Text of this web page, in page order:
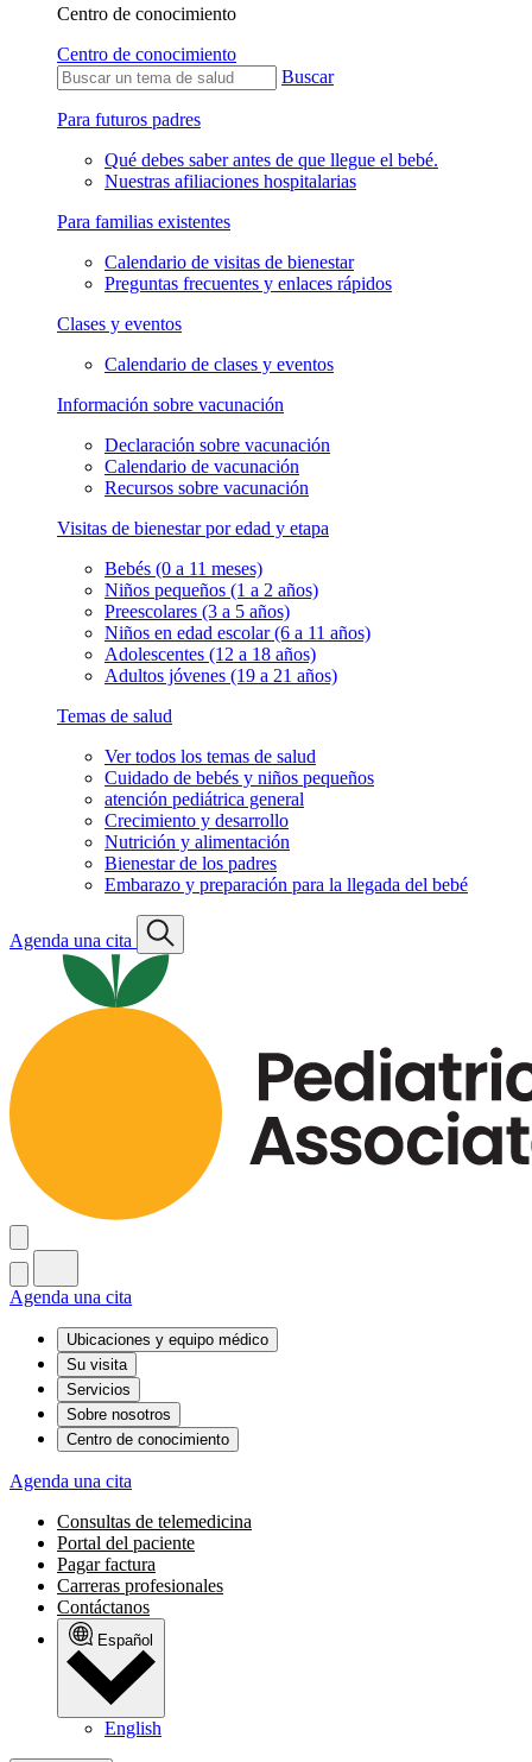
Centro de conocimiento
Centro de conocimiento
Buscar
Para futuros padres
Qué debes saber antes de que llegue el bebé.
Nuestras afiliaciones hospitalarias
Para familias existentes
Calendario de visitas de bienestar
Preguntas frecuentes y enlaces rápidos
Clases y eventos
Calendario de clases y eventos
Información sobre vacunación
Declaración sobre vacunación
Calendario de vacunación
Recursos sobre vacunación
Visitas de bienestar por edad y etapa
Bebés (0 a 11 meses)
Niños pequeños (1 a 2 años)
Preescolares (3 a 5 años)
Niños en edad escolar (6 a 11 años)
Adolescentes (12 a 18 años)
Adultos jóvenes (19 a 21 años)
Temas de salud
Ver todos los temas de salud
Cuidado de bebés y niños pequeños
atención pediátrica general
Crecimiento y desarrollo
Nutrición y alimentación
Bienestar de los padres
Embarazo y preparación para la llegada del bebé
Agenda una cita
Agenda una cita
Ubicaciones y equipo médico
Su visita
Servicios
Sobre nosotros
Centro de conocimiento
Agenda una cita
Consultas de telemedicina
Portal del paciente
Pagar factura
Carreras profesionales
Contáctanos
Español
English